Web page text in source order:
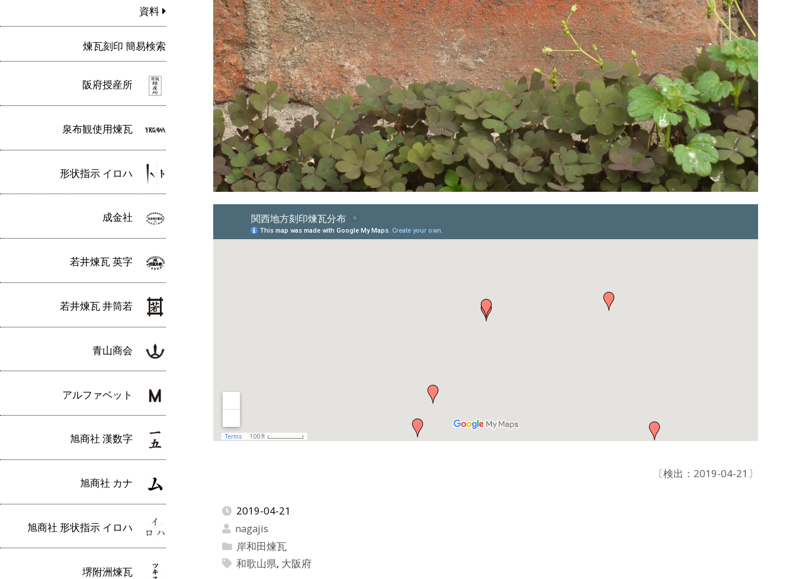
資料
煉瓦刻印 簡易検索
阪府授産所
泉布観使用煉瓦
形状指示 イロハ
成金社
若井煉瓦 英字
若井煉瓦 井筒若
青山商会
アルファベット
旭商社 漢数字
旭商社 カナ
旭商社 形状指示 イロハ
堺附洲煉瓦
〔検出：2019-04-21〕
2019-04-21
nagajis
岸和田煉瓦
和歌山県, 大阪府